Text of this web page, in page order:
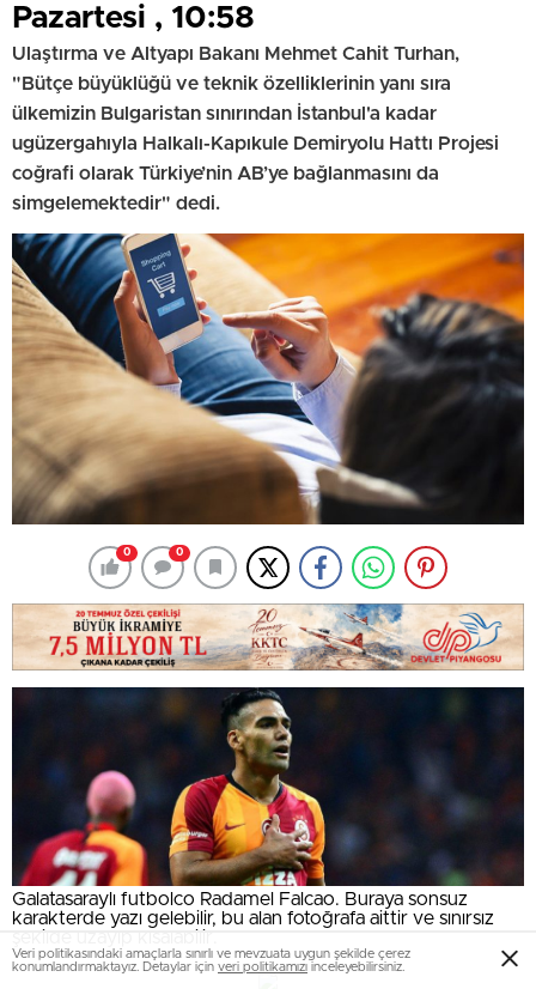
Pazartesi , 10:58
Ulaştırma ve Altyapı Bakanı Mehmet Cahit Turhan,
"Bütçe büyüklüğü ve teknik özelliklerinin yanı sıra
ülkemizin Bulgaristan sınırından İstanbul'a kadar
ugüzergahıyla Halkalı-Kapıkule Demiryolu Hattı Projesi
coğrafi olarak Türkiye’nin AB’ye bağlanmasını da
simgelemektedir" dedi.
0 0
Galatasaraylı futbolco Radamel Falcao. Buraya sonsuz
karakterde yazı gelebilir, bu alan fotoğrafa aittir ve sınırsız
Veri politikasındaki amaçlarla sınırlı ve mevzuata uygun şekilde çerez
konumlandırmaktayız. Detaylar için veri politikamızı inceleyebilirsiniz.